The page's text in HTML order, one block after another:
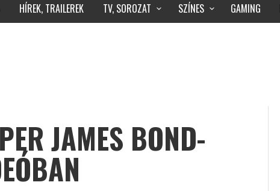
HÍREK, TRAILEREK TV, SOROZAT SZÍNES GAMING
JAMES BOND-